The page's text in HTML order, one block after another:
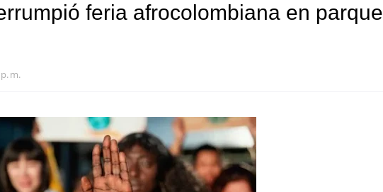
feria afrocolombiana en parque
m.